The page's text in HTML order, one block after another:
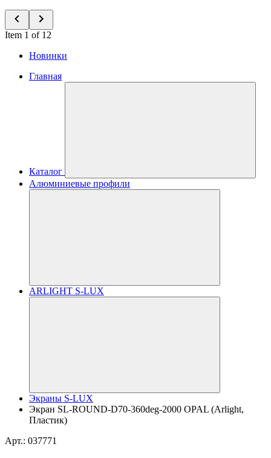
Item 1 of 12
Новинки
Главная
Каталог
Алюминиевые профили
ARLIGHT S-LUX
Экраны S-LUX
Экран SL-ROUND-D70-360deg-2000 OPAL (Arlight,
Пластик)
Арт.: 037771